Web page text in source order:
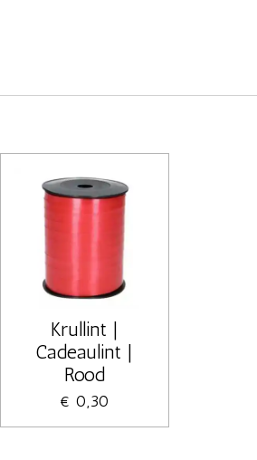
Krullint |
Cadeaulint |
Rood
€ 0,30